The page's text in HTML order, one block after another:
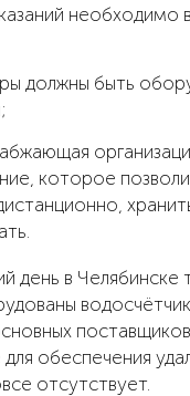
необходимо
должны быть
которое
день в Челябинске
обеспечения
отсутствует.